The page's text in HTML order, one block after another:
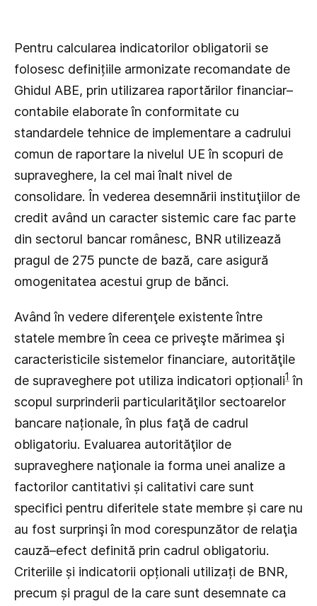
Pentru calcularea indicatorilor obligatorii se
folosesc definițiile armonizate recomandate de
Ghidul ABE, prin utilizarea raportărilor financiar–
contabile elaborate în conformitate cu
standardele tehnice de implementare a cadrului
comun de raportare la nivelul UE în scopuri de
supraveghere, la cel mai înalt nivel de
consolidare. În vederea desemnării instituţiilor de
credit având un caracter sistemic care fac parte
din sectorul bancar românesc, BNR utilizează
pragul de 275 puncte de bază, care asigură
omogenitatea acestui grup de bănci.
Având în vedere diferenţele existente între
statele membre în ceea ce priveşte mărimea şi
caracteristicile sistemelor financiare, autorităţile
de supraveghere pot utiliza indicatori opționali1 în
scopul surprinderii particularităţilor sectoarelor
bancare naționale, în plus faţă de cadrul
obligatoriu. Evaluarea autorităţilor de
supraveghere naţionale ia forma unei analize a
factorilor cantitativi și calitativi care sunt
specifici pentru diferitele state membre și care nu
au fost surprinşi în mod corespunzător de relaţia
cauză–efect definită prin cadrul obligatoriu.
Criteriile și indicatorii opționali utilizați de BNR,
precum și pragul de la care sunt desemnate ca